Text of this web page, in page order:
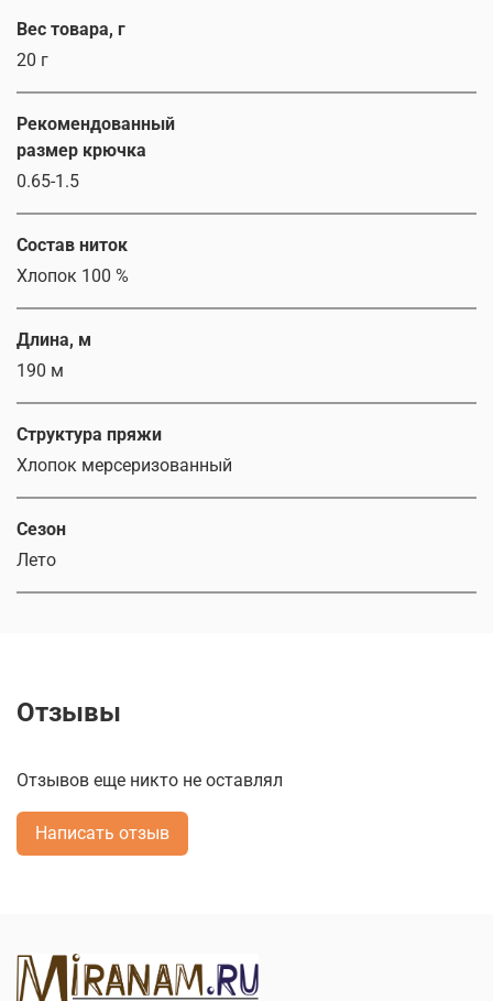
Вес товара, г
20 г
Рекомендованный
размер крючка
0.65-1.5
Состав ниток
Хлопок 100 %
Длина, м
190 м
Структура пряжи
Хлопок мерсеризованный
Сезон
Лето
Отзывы
Отзывов еще никто не оставлял
Написать отзыв